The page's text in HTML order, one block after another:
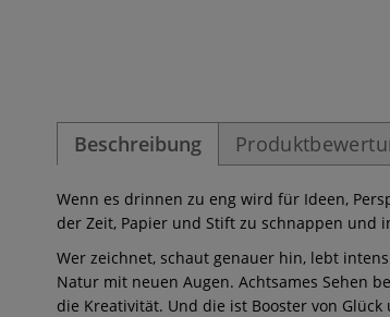
Beschreibung
Wenn es drinnen zu eng wird für Ideen,
der Zeit, Papier und Stift zu schnappen und
Wer zeichnet, schaut genauer hin, lebt
Natur mit neuen Augen. Achtsames Sehen
die Kreativität. Und die ist Booster von Glück